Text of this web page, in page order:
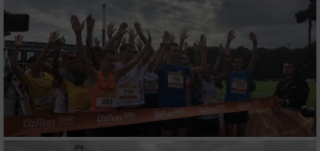
Werbung
Verwendung von Profilen zur Auswahl
personalisierter Werbung
Erstellung von Profilen zur Personalisierung
Verwendung von Profilen zur Auswahl
personalisierter Inhalte